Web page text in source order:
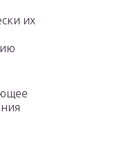
их